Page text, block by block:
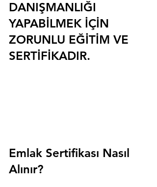
DANIŞMANLIĞI
YAPABİLMEK İÇİN
ZORUNLU EĞİTİM VE
SERTİFİKADIR.
Emlak Sertifikası Nasıl
Alınır?